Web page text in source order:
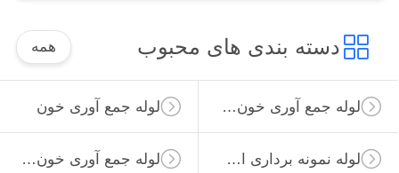
دسته بندی های محبوب همه
لوله جمع آوری خون لوله جمع آوری خون خلاء
لوله جمع آوری خون غیر خلاء لوله نمونه برداری از ویروس